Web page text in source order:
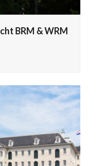
BRM & WRM